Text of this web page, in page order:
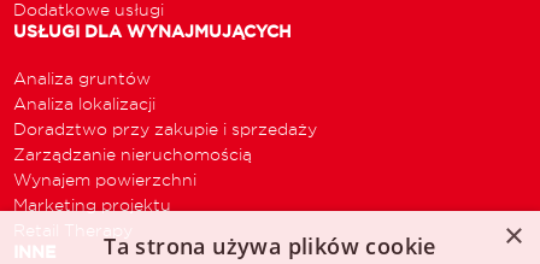
Dodatkowe usługi
USŁUGI DLA WYNAJMUJĄCYCH
Analiza gruntów
Analiza lokalizacji
Doradztwo przy zakupie i sprzedaży
Zarządzanie nieruchomością
Wynajem powierzchni
Marketing projektu
Retail Therapy
INNE ×
Ta strona używa plików cookie